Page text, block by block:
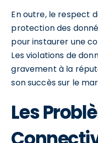
En outre, le respect
protection des
pour instaurer une
Les violations de
gravement à la
son succès sur le
Les